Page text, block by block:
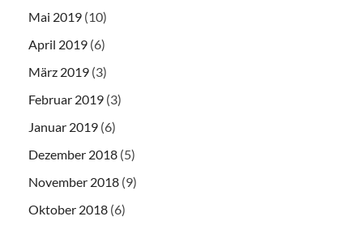
Mai 2019 (10)
April 2019 (6)
März 2019 (3)
Februar 2019 (3)
Januar 2019 (6)
Dezember 2018 (5)
November 2018 (9)
Oktober 2018 (6)